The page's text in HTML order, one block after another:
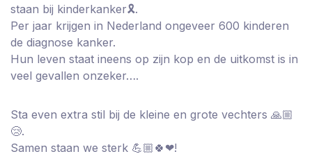
staan bij kinderkanker🎗.
Per jaar krijgen in Nederland ongeveer 600 kinderen
de diagnose kanker.
Hun leven staat ineens op zijn kop en de uitkomst is in
veel gevallen onzeker….
Sta even extra stil bij de kleine en grote vechters 🙏🏼
😢.
Samen staan we sterk 💪🏼🍀❤!